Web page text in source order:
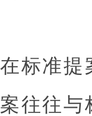
在标准提
案往往与